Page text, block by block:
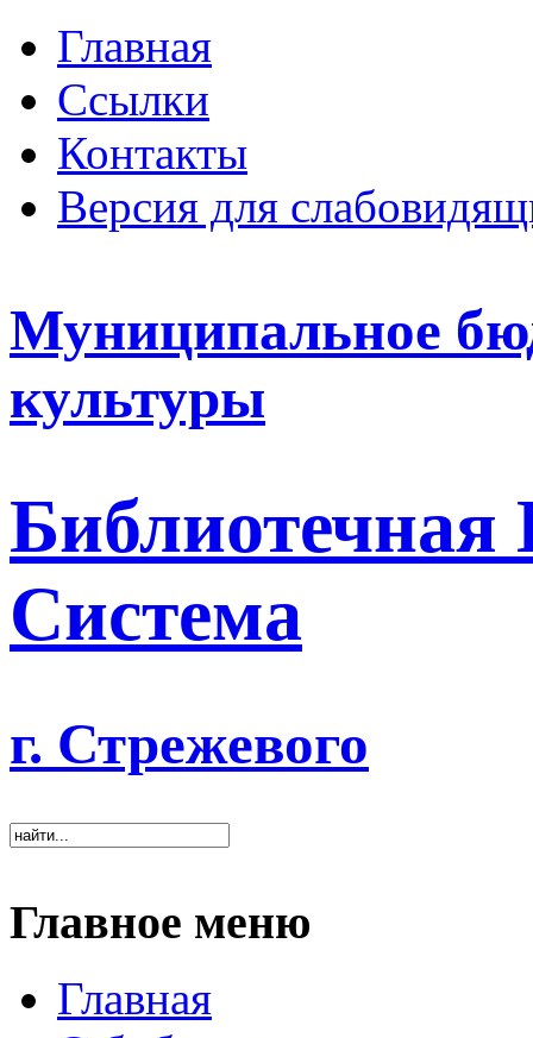
Главная
Ссылки
Контакты
Версия для
Муниципальное
культуры
Система
г. Стрежевого
Главное меню
Главная